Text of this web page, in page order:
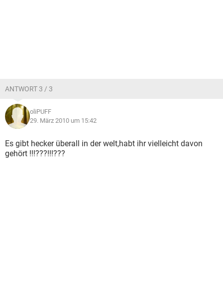
ANTWORT 3 / 3
oliPUFF
29. März 2010 um 15:42
Es gibt hecker überall in der welt,habt ihr vielleicht davon
gehört !!!???!!!???